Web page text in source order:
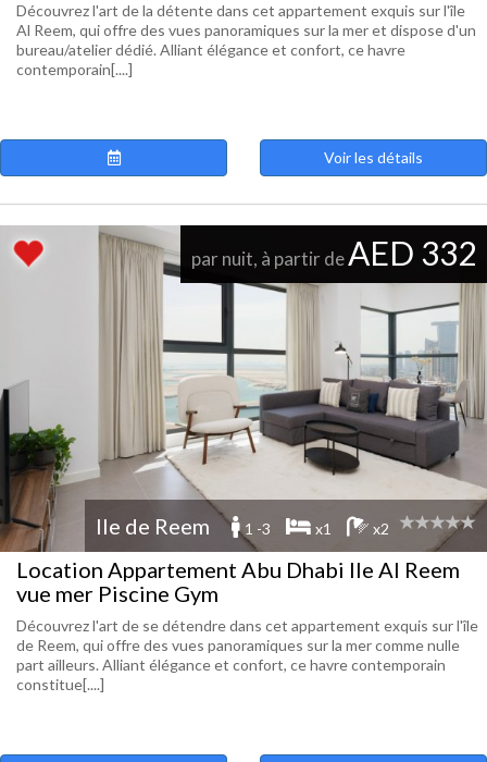
Découvrez l'art de la détente dans cet appartement exquis sur l'île
Al Reem, qui offre des vues panoramiques sur la mer et dispose d'un
bureau/atelier dédié. Alliant élégance et confort, ce havre
contemporain[....]
Voir les détails
par nuit, à partir deAED 332
Ile de Reem 1 -3 x1 x2
Location Appartement Abu Dhabi Ile Al Reem
vue mer Piscine Gym
Découvrez l'art de se détendre dans cet appartement exquis sur l'île
de Reem, qui offre des vues panoramiques sur la mer comme nulle
part ailleurs. Alliant élégance et confort, ce havre contemporain
constitue[....]